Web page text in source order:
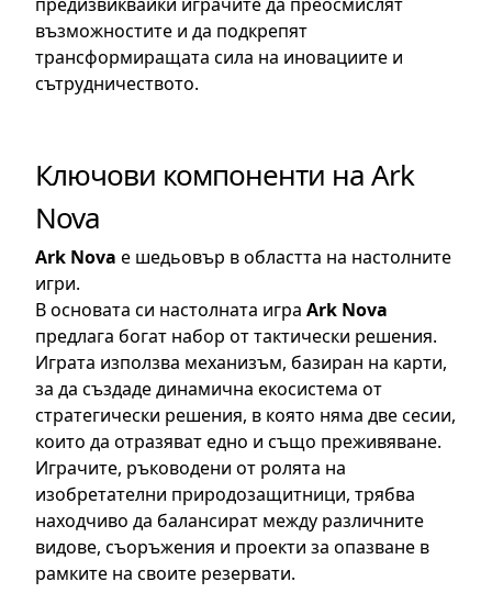
възможностите и да подкрепят
трансформиращата сила на иновациите и
сътрудничеството.
Ключови компоненти на Ark
Nova
Ark Nova е шедьовър в областта на настолните
игри.
В основата си настолната игра Ark Nova
предлага богат набор от тактически решения.
Играта използва механизъм, базиран на карти,
за да създаде динамична екосистема от
стратегически решения, в която няма две сесии,
които да отразяват едно и също преживяване.
Играчите, ръководени от ролята на
изобретателни природозащитници, трябва
находчиво да балансират между различните
видове, съоръжения и проекти за опазване в
рамките на своите резервати.